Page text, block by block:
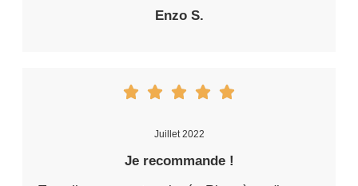
Enzo S.
Juillet 2022
Je recommande !